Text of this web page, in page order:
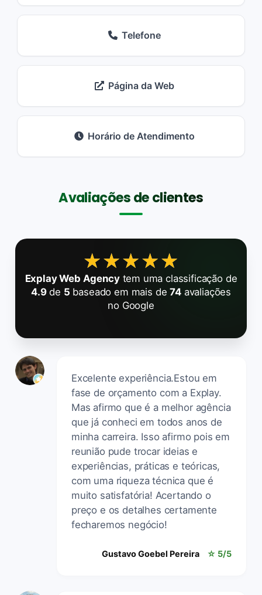
Telefone
Página da Web
Horário de Atendimento
Avaliações de clientes
★★★★★
★★★★★
Explay Web Agencytem uma classificação de
4.9de 5 baseado em mais de74avaliações
no Google
Excelente experiência.Estou em
fase de orçamento com a Explay.
Mas afirmo que é a melhor agência
que já conheci em todos anos de
minha carreira. Isso afirmo pois em
reunião pude trocar ideias e
experiências, práticas e teóricas,
com uma riqueza técnica que é
muito satisfatória! Acertando o
preço e os detalhes certamente
fecharemos negócio!
Gustavo Goebel Pereira ☆ 5/5